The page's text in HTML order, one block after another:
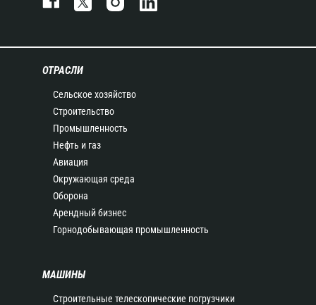
ОТРАСЛИ
Сельское хозяйство
Строительство
Промышленность
Нефть и газ
Авиация
Окружающая среда
Оборона
Арендный бизнес
Горнодобывающая промышленность
МАШИНЫ
Строительные телескопические погрузчики